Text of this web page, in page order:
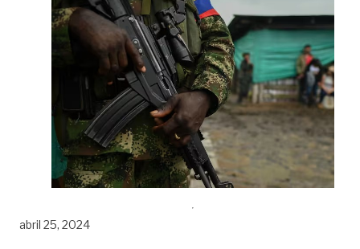
abril 25, 2024